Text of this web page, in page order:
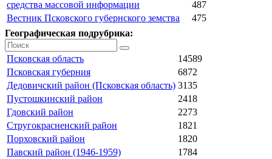
средства массовой информации
487
Вестник Псковского губернского земства
475
Географическая подрубрика:
Псковская область
14589
Псковская губерния
6872
Дедовичский район (Псковская область) 3135
Пустошкинский район
2418
Гдовский район
2273
Стругокрасненский район
1821
Порховский район
1820
Павский район (1946-1959)
1784